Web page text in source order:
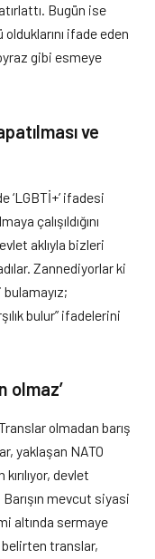
Bugün ise
ifade eden
gibi esmeye
ve
‘LGBTİ+’ ifadesi
çalışıldığını
aklıyla bizleri
Zannediyorlar ki
bulur” ifadelerini
olmaz’
olmadan barış
yaklaşan NATO
devlet
Barışın mevcut siyasi
altında sermaye
belirten translar,